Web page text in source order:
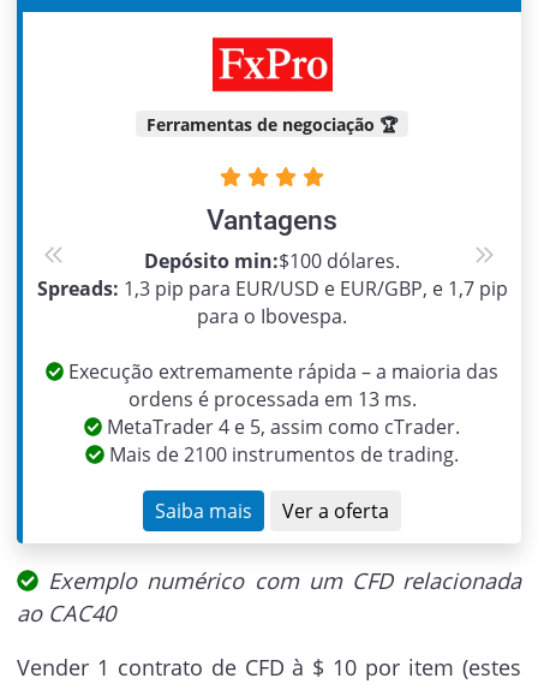
Ferramentas de negociação 🏆
Vantagens
Depósito min:$100 dólares.
Spreads: 1,3 pip para EUR/USD e EUR/GBP, e 1,7 pip
para o Ibovespa.
Execução extremamente rápida – a maioria das
ordens é processada em 13 ms.
MetaTrader 4 e 5, assim como cTrader.
Mais de 2100 instrumentos de trading.
Saiba mais Ver a oferta
Previous Next
Exemplo numérico com um CFD relacionada
ao CAC40
Vender 1 contrato de CFD à $ 10 por item (estes